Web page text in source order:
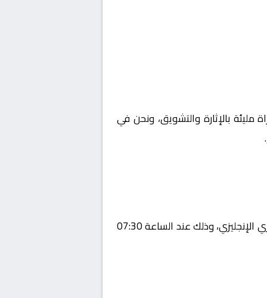
مليئة بالإثارة والتشويق، ونحن في
يستضيف اليوم 2026-01-03 لقاءً مرتقبًا يجمع بين بورنموث و أرسنال ضمن منافسات بطولة إنجلترا, الدوري الإنجليزي، وذلك عند الساعة 07:30